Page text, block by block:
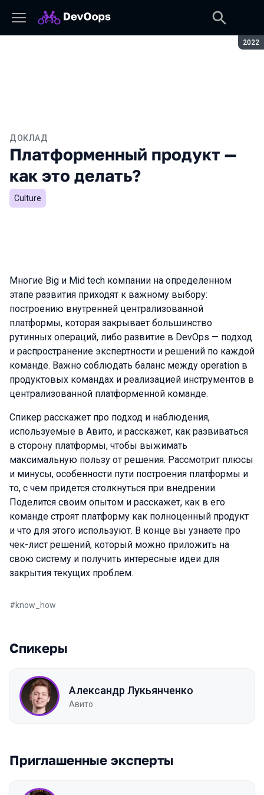
2022
ДОКЛАД
Платформенный продукт —
как это делать?
Culture
Многие Big и Mid tech компании на определенном
этапе развития приходят к важному выбору:
построению внутренней централизованной
платформы, которая закрывает большинство
рутинных операций, либо развитие в DevOps — подход
и распространение экспертности и решений по каждой
команде. Важно соблюдать баланс между operation в
продуктовых командах и реализацией инструментов в
централизованной платформенной команде.
Спикер расскажет про подход и наблюдения,
используемые в Авито, и расскажет, как развиваться
в сторону платформы, чтобы выжимать
максимальную пользу от решения. Рассмотрит плюсы
и минусы, особенности пути построения платформы и
то, с чем придется столкнуться при внедрении.
Поделится своим опытом и расскажет, как в его
команде строят платформу как полноценный продукт
и что для этого используют. В конце вы узнаете про
чек-лист решений, который можно приложить на
свою систему и получить интересные идеи для
закрытия текущих проблем.
#know_how
Спикеры
Александр Лукьянченко
Авито
Приглашенные эксперты